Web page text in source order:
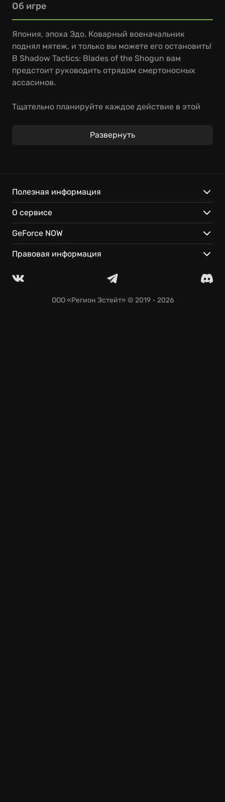
Об игре
Япония, эпоха Эдо. Коварный военачальник
поднял мятеж, и только вы можете его остановить!
В Shadow Tactics: Blades of the Shogun вам
предстоит руководить отрядом смертоносных
ассасинов.
Тщательно планируйте каждое действие в этой
незаметно на вражеские базы, расставляйте
мышление – ключ к победе.
С GeForce NOW вы сможете:
Мгновенно начать игру, не тратя время на
загрузку.
Всегда иметь доступ к своим сохранениям
Развернуть
Полезная информация
О сервисе
GeForce NOW
Правовая информация
ООО «Регион Эстейт» © 2019 - 2026